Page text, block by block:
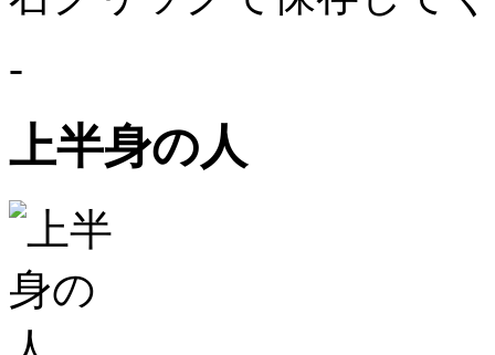
-
上半身の人